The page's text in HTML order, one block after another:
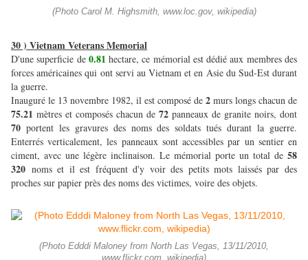
(Photo Carol M. Highsmith, www.loc.gov, wikipedia)
30 ) Vietnam Veterans Memorial
D'une superficie de 0.81hectare, ce mémorial est dédié aux membres des
forces américaines qui ont servi au Vietnam et en Asie du Sud-Est durant
la guerre.
Inauguré le 13 novembre 1982, il est composé de 2 murs longs chacun de
75.21 mètres et composés chacun de 72 panneaux de granite noirs, dont
70 portent les gravures des noms des soldats tués durant la guerre.
Enterrés verticalement, les panneaux sont accessibles par un sentier en
ciment, avec une légère inclinaison. Le mémorial porte un total de 58
320 noms et il est fréquent d'y voir des petits mots laissés par des
proches sur papier près des noms des victimes, voire des objets.
(Photo Edddi Maloney from North Las Vegas, 13/11/2010,
www.flickr.com, wikipedia)